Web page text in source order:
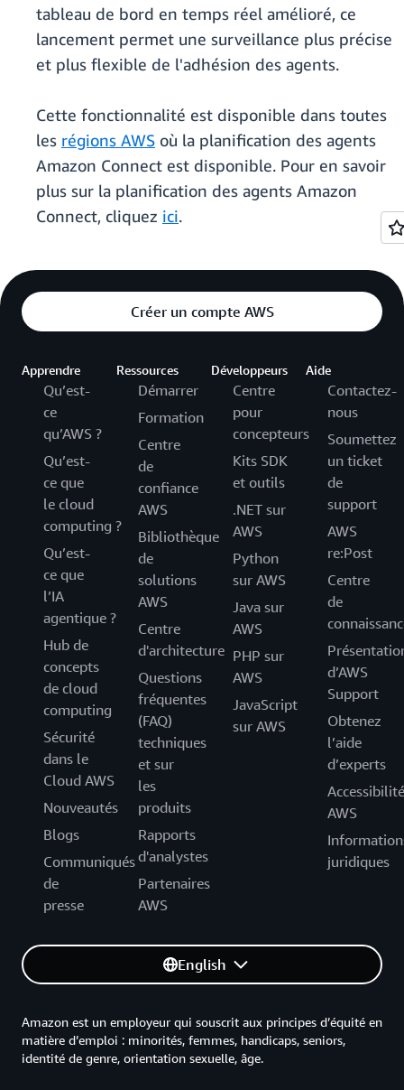
tableau de bord en temps réel amélioré, ce
lancement permet une surveillance plus précise
et plus flexible de l'adhésion des agents.
Cette fonctionnalité est disponible dans toutes
les régions AWS où la planification des agents
Amazon Connect est disponible. Pour en savoir
plus sur la planification des agents Amazon
Connect, cliquez ici.
Créer un compte AWS
Apprendre
Qu’est-
ce
qu’AWS ?
Qu’est-
ce que
le cloud
computing ?
Qu’est-
ce que
l’IA
agentique ?
Hub de
concepts
de cloud
computing
Sécurité
dans le
Cloud AWS
Nouveautés
Blogs
Communiqués
de
presse
Ressources
Démarrer
Formation
Centre
de
confiance
AWS
Bibliothèque
de
solutions
AWS
Centre
d'architecture
Questions
fréquentes
(FAQ)
techniques
et sur
les
produits
Rapports
d'analystes
Partenaires
AWS
Développeurs
Centre
pour
concepteurs
Kits SDK
et outils
.NET sur
AWS
Python
sur AWS
Java sur
AWS
PHP sur
AWS
JavaScript
sur AWS
Aide
Contactez-
nous
Soumettez
un ticket
de
support
AWS
re:Post
Centre
de
d’AWS
Support
Obtenez
l’aide
d’experts
Accessibilité
AWS
juridiques
English
Amazon est un employeur qui souscrit aux principes d’équité en
matière d’emploi : minorités, femmes, handicaps, seniors,
identité de genre, orientation sexuelle, âge.